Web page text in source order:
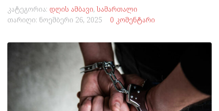
კატეგორია: დღის ამბავი, სამართალი
თარიღი: ნოემბერი 26, 2025 0 კომენტარი